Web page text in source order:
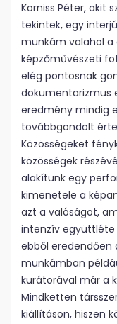
Korniss Péter, akit
tekintek, egy
munkám valahol a
képzőművészeti
elég pontosnak
dokumentarizmus
eredmény mindig
továbbgondolt
Közösségeket
közösségek
alakítunk egy
kimenetele a
azt a valóságot,
intenzív együttléte
ebből eredendően
munkámban
kurátorával már a
Mindketten
kiállításon, hiszen